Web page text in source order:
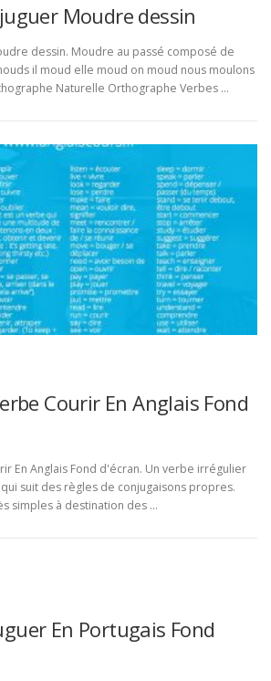
Moudre dessin
dessin. Moudre au passé composé de
il moud elle moud on moud nous moulons
Naturelle Orthographe Verbes …
Courir En Anglais Fond
En Anglais Fond d'écran. Un verbe irrégulier
suit des règles de conjugaisons propres.
simples à destination des …
En Portugais Fond